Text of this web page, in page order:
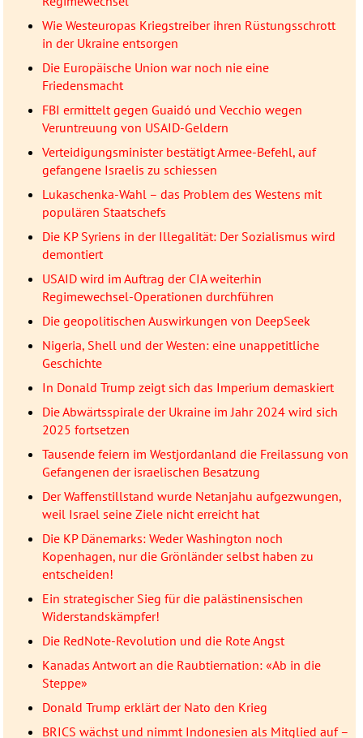
Wie Westeuropas Kriegstreiber ihren Rüstungsschrott
in der Ukraine entsorgen
Die Europäische Union war noch nie eine
Friedensmacht
FBI ermittelt gegen Guaidó und Vecchio wegen
Veruntreuung von USAID-Geldern
Verteidigungsminister bestätigt Armee-Befehl, auf
gefangene Israelis zu schiessen
Lukaschenka-Wahl – das Problem des Westens mit
populären Staatschefs
Die KP Syriens in der Illegalität: Der Sozialismus wird
demontiert
USAID wird im Auftrag der CIA weiterhin
Regimewechsel-Operationen durchführen
Die geopolitischen Auswirkungen von DeepSeek
Nigeria, Shell und der Westen: eine unappetitliche
Geschichte
In Donald Trump zeigt sich das Imperium demaskiert
Die Abwärtsspirale der Ukraine im Jahr 2024 wird sich
2025 fortsetzen
Tausende feiern im Westjordanland die Freilassung von
Gefangenen der israelischen Besatzung
Der Waffenstillstand wurde Netanjahu aufgezwungen,
weil Israel seine Ziele nicht erreicht hat
Die KP Dänemarks: Weder Washington noch
Kopenhagen, nur die Grönländer selbst haben zu
entscheiden!
Ein strategischer Sieg für die palästinensischen
Widerstandskämpfer!
Die RedNote-Revolution und die Rote Angst
Kanadas Antwort an die Raubtiernation: «Ab in die
Steppe»
Donald Trump erklärt der Nato den Krieg
BRICS wächst und nimmt Indonesien als Mitglied auf –